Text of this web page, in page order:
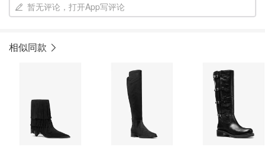
暂无评论，打开App写评论
相似同款